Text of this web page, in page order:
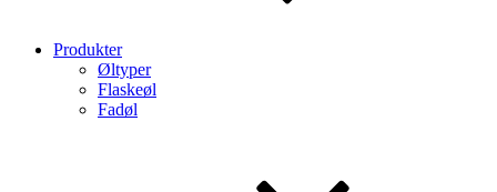
Produkter
Øltyper
Flaskeøl
Fadøl